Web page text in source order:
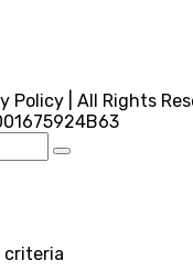
Policy | All Rights
criteria